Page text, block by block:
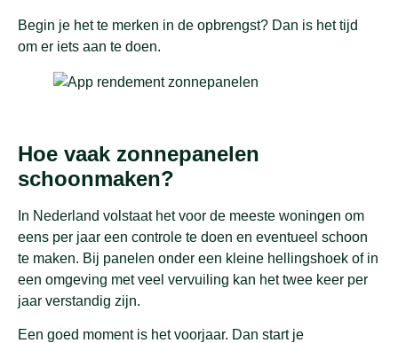
Begin je het te merken in de opbrengst? Dan is het tijd
om er iets aan te doen.
Hoe vaak zonnepanelen
schoonmaken?
In Nederland volstaat het voor de meeste woningen om
eens per jaar een controle te doen en eventueel schoon
te maken. Bij panelen onder een kleine hellingshoek of in
een omgeving met veel vervuiling kan het twee keer per
jaar verstandig zijn.
Een goed moment is het voorjaar. Dan start je